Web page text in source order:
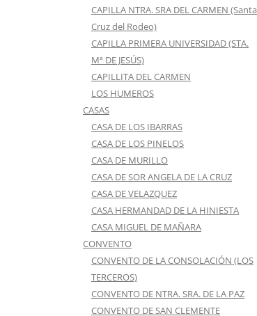
CAPILLA NTRA. SRA DEL CARMEN (Santa
Cruz del Rodeo)
CAPILLA PRIMERA UNIVERSIDAD (STA.
Mª DE JESÚS)
CAPILLITA DEL CARMEN
LOS HUMEROS
CASAS
CASA DE LOS IBARRAS
CASA DE LOS PINELOS
CASA DE MURILLO
CASA DE SOR ANGELA DE LA CRUZ
CASA DE VELAZQUEZ
CASA HERMANDAD DE LA HINIESTA
CASA MIGUEL DE MAÑARA
CONVENTO
CONVENTO DE LA CONSOLACIÓN (LOS
TERCEROS)
CONVENTO DE NTRA. SRA. DE LA PAZ
CONVENTO DE SAN CLEMENTE